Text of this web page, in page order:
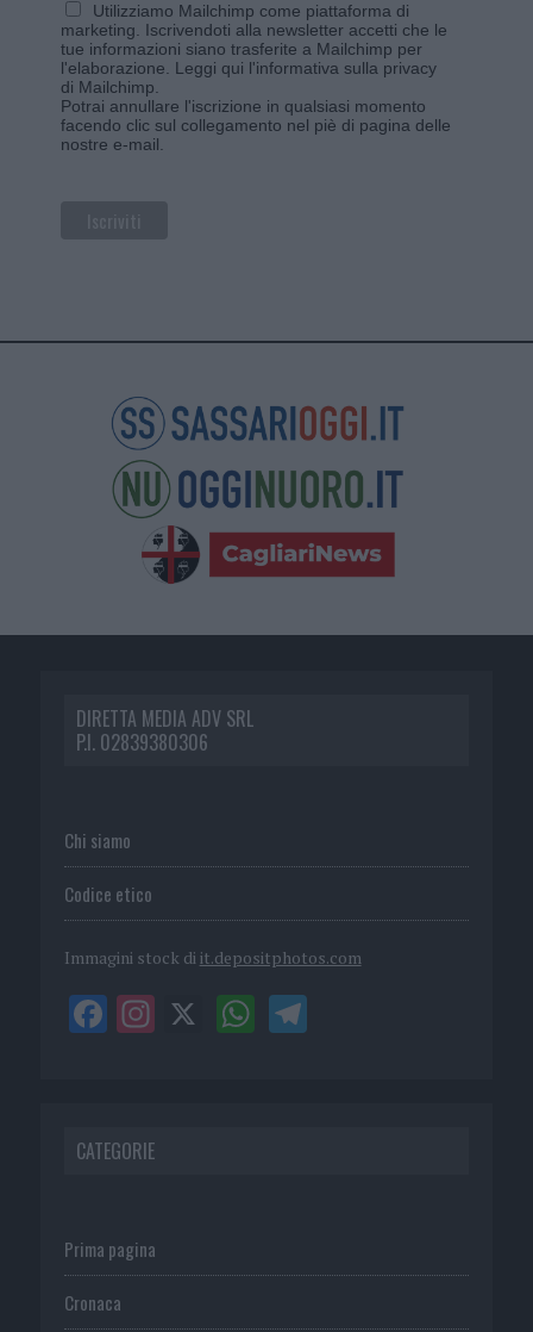
Utilizziamo Mailchimp come piattaforma di
marketing. Iscrivendoti alla newsletter accetti che le
tue informazioni siano trasferite a Mailchimp per
l'elaborazione. Leggi qui l'informativa sulla privacy
di Mailchimp
Potrai annullare l'iscrizione in qualsiasi momento
facendo clic sul collegamento nel piè di pagina delle
nostre e-mail.
DIRETTA MEDIA ADV SRL
P.I. 02839380306
Chi siamo
Codice etico
Immagini stock di it.depositphotos.com
CATEGORIE
Prima pagina
Cronaca